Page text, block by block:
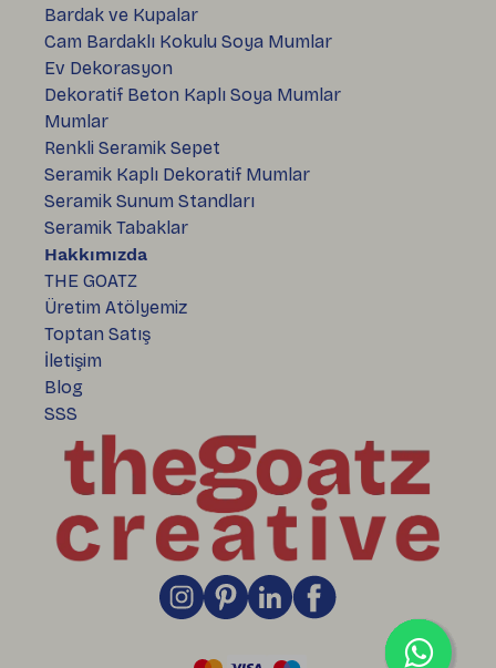
Bardak ve Kupalar
Cam Bardaklı Kokulu Soya Mumlar
Ev Dekorasyon
Dekoratif Beton Kaplı Soya Mumlar
Mumlar
Renkli Seramik Sepet
Seramik Kaplı Dekoratif Mumlar
Seramik Sunum Standları
Seramik Tabaklar
Hakkımızda
THE GOATZ
Üretim Atölyemiz
Toptan Satış
İletişim
Blog
SSS